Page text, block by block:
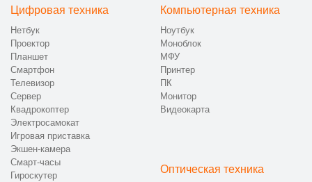
Цифровая техника
Нетбук
Проектор
Планшет
Смартфон
Телевизор
Сервер
Квадрокоптер
Электросамокат
Игровая приставка
Экшен-камера
Смарт-часы
Гироскутер
Компьютерная техника
Ноутбук
Моноблок
МФУ
Принтер
ПК
Монитор
Видеокарта
Оптическая техника